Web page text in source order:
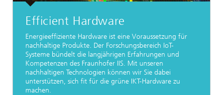
Efficient Hardware
Energieeffiziente Hardware ist eine Voraussetzung für
nachhaltige Produkte. Der Forschungsbereich IoT-
Systeme bündelt die langjährigen Erfahrungen und
Kompetenzen des Fraunhofer IIS. Mit unseren
nachhaltigen Technologien können wir Sie dabei
unterstützen, sich fit für die grüne IKT-Hardware zu
machen.